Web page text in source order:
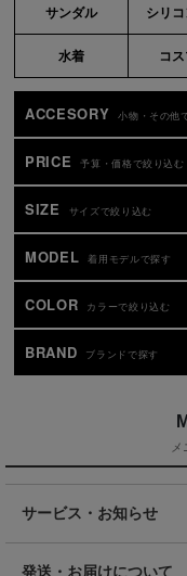
サンダル シリ
水着 コ
ACCESORY 小物・その他
PRICE 予算・価格で絞り込む
SIZE サイズで絞り込む
MODEL 着用モデルで探す
COLOR カラーで絞り込む
BRAND ブランドで探す
サービス・お知らせ
発送・お届けについて